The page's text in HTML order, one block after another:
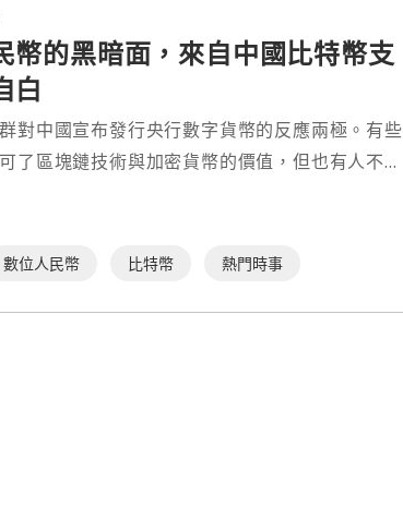
幣的黑暗面，來自中國比特幣支
白
對中國宣布發行央行數字貨幣的反應兩極。有些
了區塊鏈技術與加密貨幣的價值，但也有人不以
只是中國增強對人民控制的手段，區塊鏈與加密
義本質與中國存在相當大的分歧。 長期以來，
直不鼓勵甚至禁止投資⋯
數位人民幣 比特幣 熱門時事